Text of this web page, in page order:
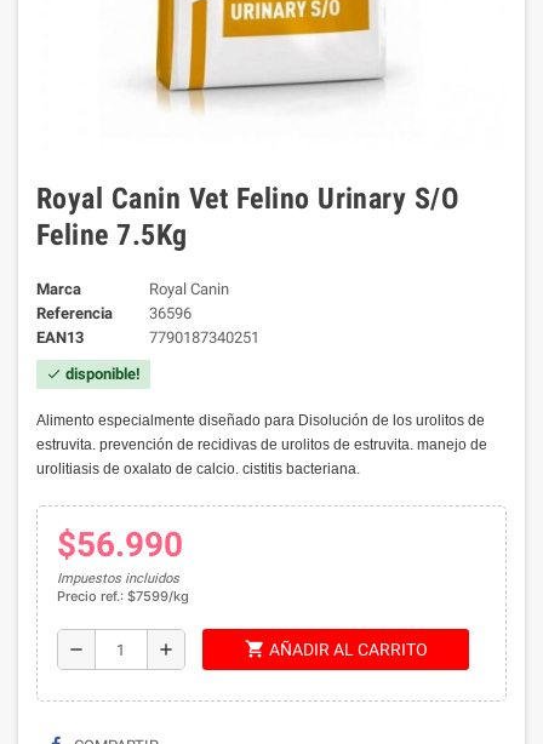
Royal Canin Vet Felino Urinary S/O
Feline 7.5Kg
Marca
Royal Canin
Referencia
36596
EAN13
7790187340251
check disponible!
Alimento especialmente diseñado para Disolución de los urolitos de
estruvita. prevención de recidivas de urolitos de estruvita. manejo de
urolitiasis de oxalato de calcio. cistitis bacteriana.
$56.990
Impuestos incluidos
Precio ref.: $7599/kg
remove add shopping_cart AÑADIR AL CARRITO